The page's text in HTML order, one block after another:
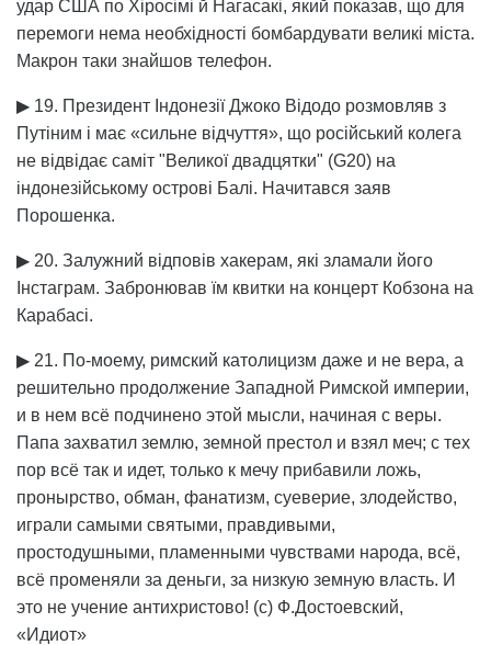
удар США по Хіросімі й Нагасакі, який показав, що для
перемоги нема необхідності бомбардувати великі міста.
Макрон таки знайшов телефон.
▶ 19. Президент Індонезії Джоко Відодо розмовляв з
Путіним і має «сильне відчуття», що російський колега
не відвідає саміт "Великої двадцятки" (G20) на
індонезійському острові Балі. Начитався заяв
Порошенка.
▶ 20. Залужний відповів хакерам, які зламали його
Інстаграм. Забронював їм квитки на концерт Кобзона на
Карабасі.
▶ 21. По-моему, римский католицизм даже и не вера, а
решительно продолжение Западной Римской империи,
и в нем всё подчинено этой мысли, начиная с веры.
Папа захватил землю, земной престол и взял меч; с тех
пор всё так и идет, только к мечу прибавили ложь,
пронырство, обман, фанатизм, суеверие, злодейство,
играли самыми святыми, правдивыми,
простодушными, пламенными чувствами народа, всё,
всё променяли за деньги, за низкую земную власть. И
это не учение антихристово! (с) Ф.Достоевский,
«Идиот»